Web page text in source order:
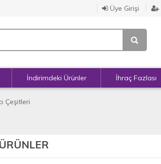
Üye Girişi
İndirimdeki Ürünler İhraç Fazlası
Çeşitleri